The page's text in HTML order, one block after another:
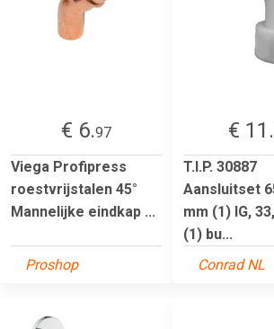
€ 6.97
Viega Profipress
roestvrijstalen 45°
Mannelijke eindkap ...
Proshop
€ 11.
T.I.P. 30887
Aansluitset
mm (1) IG,
(1) bu...
Conrad NL